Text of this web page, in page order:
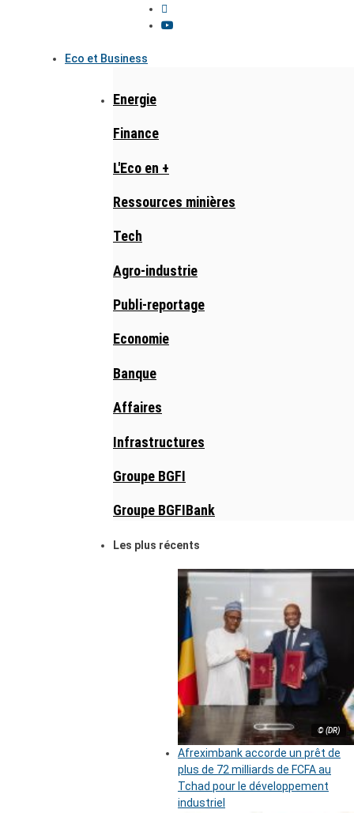
Eco et Business
Energie
Finance
L'Eco en +
Ressources minières
Tech
Agro-industrie
Publi-reportage
Economie
Banque
Affaires
Infrastructures
Groupe BGFI
Groupe BGFIBank
Les plus récents
© (DR)
Afreximbank accorde un prêt de
plus de 72 milliards de FCFA au
Tchad pour le développement
industriel